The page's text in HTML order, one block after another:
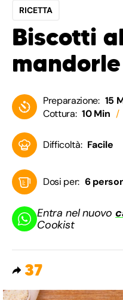
RICETTA
Biscotti
mandorle
Preparazione: 15
Cottura: 10 Min
Difficoltà: Facile
Dosi per: 6
Entra nel nuovo
Cookist
37